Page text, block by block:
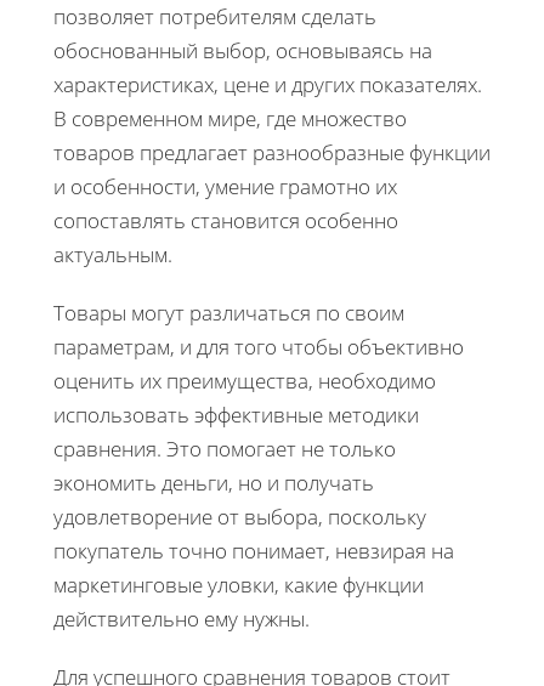
позволяет потребителям сделать
обоснованный выбор, основываясь на
характеристиках, цене и других показателях.
В современном мире, где множество
товаров предлагает разнообразные функции
и особенности, умение грамотно их
сопоставлять становится особенно
актуальным.
Товары могут различаться по своим
параметрам, и для того чтобы объективно
оценить их преимущества, необходимо
использовать эффективные методики
сравнения. Это помогает не только
экономить деньги, но и получать
удовлетворение от выбора, поскольку
покупатель точно понимает, невзирая на
маркетинговые уловки, какие функции
действительно ему нужны.
Для успешного сравнения товаров стоит